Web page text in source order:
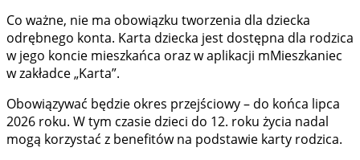
Co ważne, nie ma obowiązku tworzenia dla dziecka
odrębnego konta. Karta dziecka jest dostępna dla rodzica
w jego koncie mieszkańca oraz w aplikacji mMieszkaniec
w zakładce „Karta”.
Obowiązywać będzie okres przejściowy – do końca lipca
2026 roku. W tym czasie dzieci do 12. roku życia nadal
mogą korzystać z benefitów na podstawie karty rodzica.